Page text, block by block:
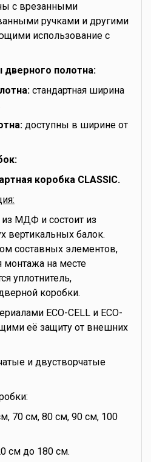
с врезанными
ручками и другими
использование с
полотна:
стандартная ширина
доступны в ширине от
коробка CLASSIC.
из МДФ и состоит из
вертикальных балок.
составных элементов,
монтажа на месте
уплотнитель,
коробки.
ECO-CELL и ECO-
её защиту от внешних
и двустворчатые
70 см, 80 см, 90 см, 100
см до 180 см.